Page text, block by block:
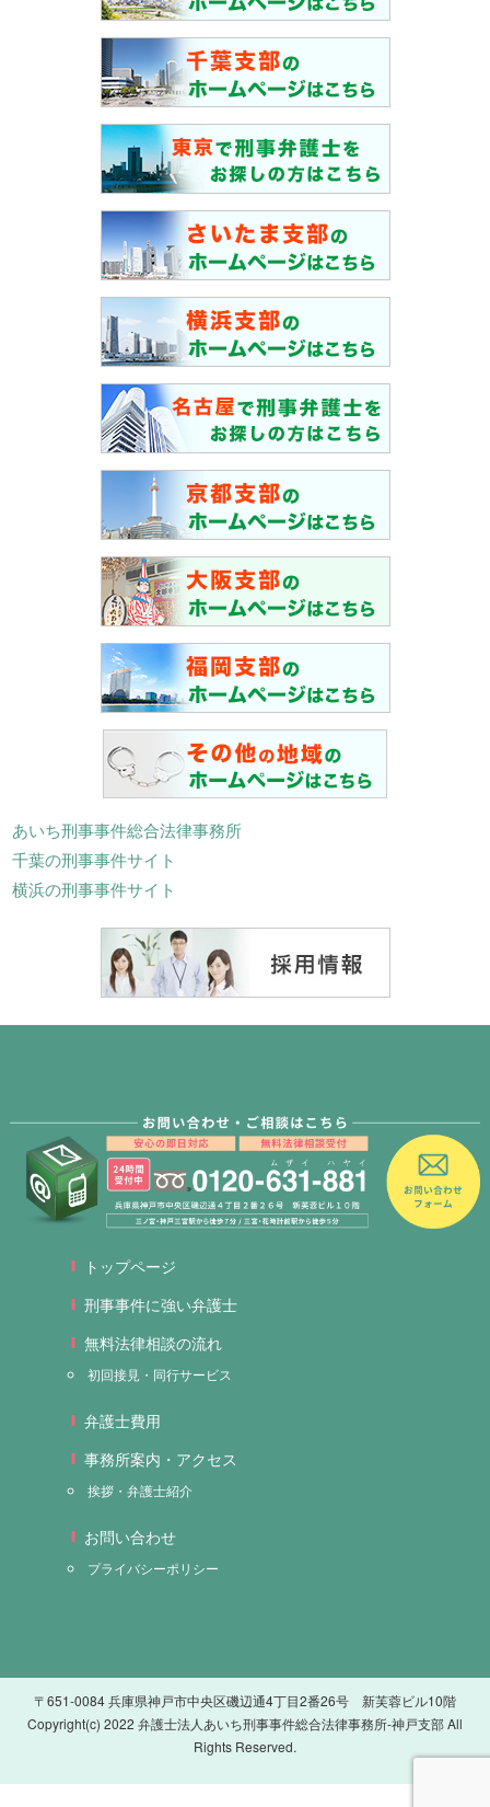
あいち刑事事件総合法律事務所
千葉の刑事事件サイト
横浜の刑事事件サイト
トップページ
刑事事件に強い弁護士
無料法律相談の流れ
初回接見・同行サービス
弁護士費用
事務所案内・アクセス
挨拶・弁護士紹介
お問い合わせ
プライバシーポリシー
〒651-0084 兵庫県神戸市中央区磯辺通4丁目2番26号 新芙蓉ビル10階
Copyright(c) 2022 弁護士法人あいち刑事事件総合法律事務所-神戸支部 All
Rights Reserved.